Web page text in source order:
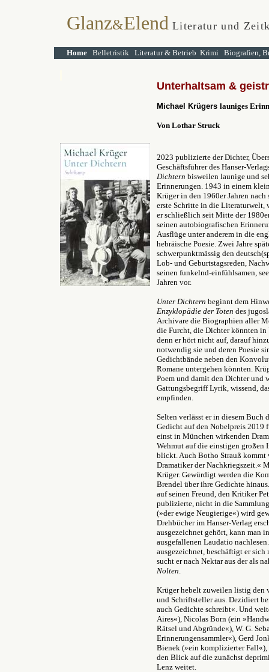
Glanz&Elend Literatur und
Home Belletristik Literatur & Betrieb Krimi Biografien,
Unterhaltsam &
Michael Krügers launiges
Von Lothar Struck
2023 publizierte der Dichter,
Geschäftsführer des Hanser-
Dichtern bisweilen launige und
Erinnerungen. 1943 in einem
Krüger in den 1960er Jahren
erste Schritte in die Literaturwelt,
er schließlich seit Mitte der
seinen autobiografischen
Ausflüge unter anderem in die
hebräische Poesie. Zwei Jahre
schwerpunktmässig den
Lob- und Geburtstagsreden,
seinen funkelnd-einfühlsamen,
Jahren vor.
Unter Dichtern beginnt dem
Enzyklopädie der Toten des
Archivare die Biographien aller
die Furcht, die Dichter könnten in
denn er hört nicht auf, darauf
notwendig sie und deren Poesie
Gedichtbände neben den
Romane untergehen könnten.
Poem und damit den Dichter und
Gattungsbegriff Lyrik, wissend,
empfinden.
Selten verlässt er in diesem Buch
Gedicht auf den Nobelpreis 2019
einst in München wirkenden
Wehmut auf die einstigen großen
blickt. Auch Botho Strauß kommt
Dramatiker der Nachkriegszeit.«
Krüger. Gewürdigt werden die
Brendel über ihre Gedichte
auf seinen Freund, den Kritiker
publizierte, nicht in die
(»der ewige Neugierige«) wird
Drehbücher im Hanser-Verlag
ausgezeichnet gehört, kann man
ausgefallenen Laudatio
ausgezeichnet, beschäftigt er
sucht er nach Nektar aus der als
Nolten.
Krüger hebelt zuweilen listig den
und Schriftsteller aus. Dezidiert
auch Gedichte schreibt«. Und
Aires«), Nicolas Born (ein
Rätsel und Abgründe«), W. G.
Erinnerungensammler«), Gerd
Bienek (»ein komplizierter Fall«),
den Blick auf die zunächst
Lenz weitet.